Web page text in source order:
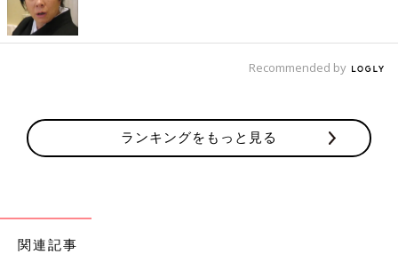
愛するわが子をよりかわいく、思い出に残る写
ょうか。子どもの笑顔や成長の瞬間は、一生の
宝物。そんな大切な瞬間をステキに撮影するた
めのレシピを、ママ・パパたちにお届けしま
■文中のコメントはすべて、『ウィメンズパーク』（2022年1月
※記事の内容は記事執筆当時の情報であり、現在と異なる場合が
あります。
Recommended by
ランキングをもっと見る
関連記事